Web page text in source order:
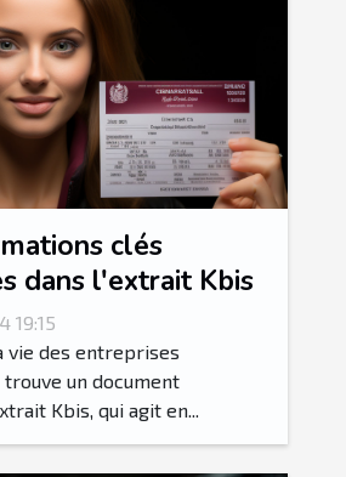
clés
dans l'extrait Kbis
19:15
vie des entreprises
un document
Kbis, qui agit en...